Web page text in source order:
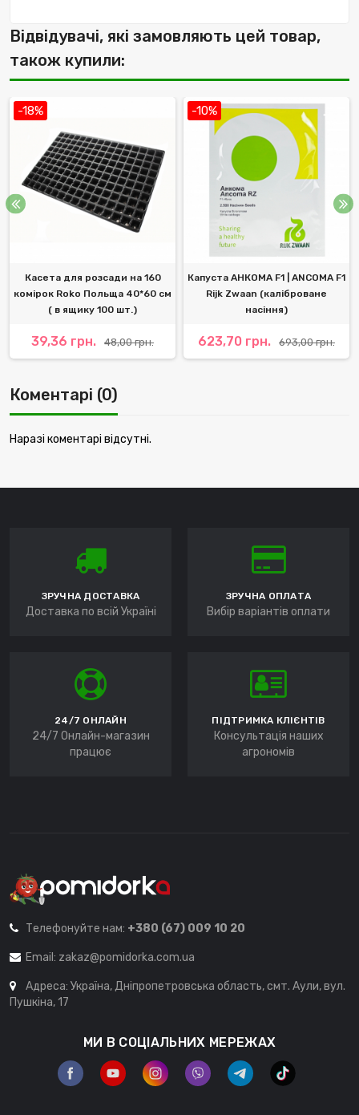
Відвідувачі, які замовляють цей товар,
також купили:
-18%
Касета для розсади на 160
комірок Roko Польща 40*60 см
( в ящику 100 шт.)
39,36 грн. 48,00 грн.
-10%
Капуста АНКОМА F1 | ANCOMA F1
Rijk Zwaan (каліброване
насіння)
623,70 грн. 693,00 грн.
Коментарі (0)
Наразі коментарі відсутні.
ЗРУЧНА ДОСТАВКА
Доставка по всій Україні
ЗРУЧНА ОПЛАТА
Вибір варіантів оплати
24/7 ОНЛАЙН
24/7 Онлайн-магазин
працює
ПІДТРИМКА КЛІЄНТІВ
Консультація наших
агрономів
Телефонуйте нам: +380 (67) 009 10 20
Email: zakaz@pomidorka.com.ua
Адреса: Україна, Дніпропетровська область, смт. Аули, вул.
Пушкіна, 17
МИ В СОЦІАЛЬНИХ МЕРЕЖАХ